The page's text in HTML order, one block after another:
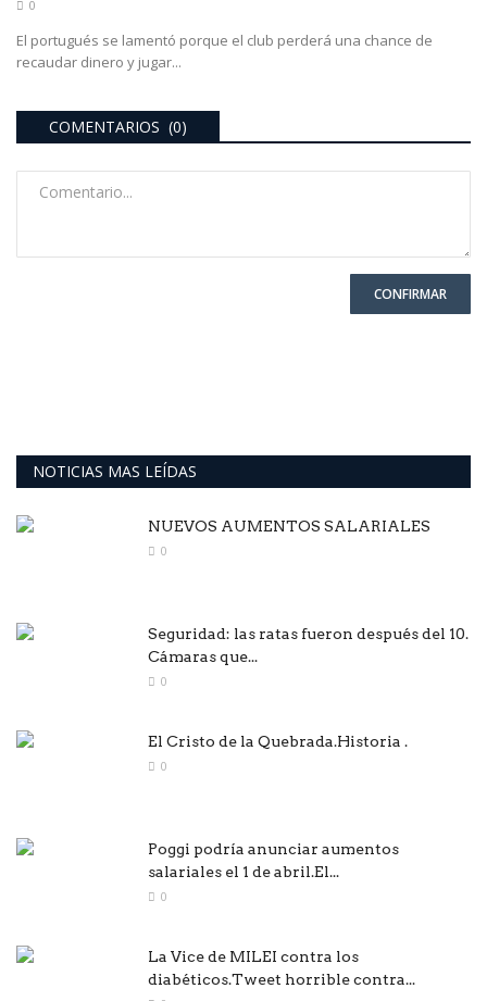
0
El portugués se lamentó porque el club perderá una chance de
recaudar dinero y jugar...
COMENTARIOS (0)
CONFIRMAR
NOTICIAS MAS LEÍDAS
NUEVOS AUMENTOS SALARIALES
0
Seguridad: las ratas fueron después del 10.
Cámaras que...
0
El Cristo de la Quebrada.Historia .
0
Poggi podría anunciar aumentos
salariales el 1 de abril.El...
0
La Vice de MILEI contra los
diabéticos.Tweet horrible contra...